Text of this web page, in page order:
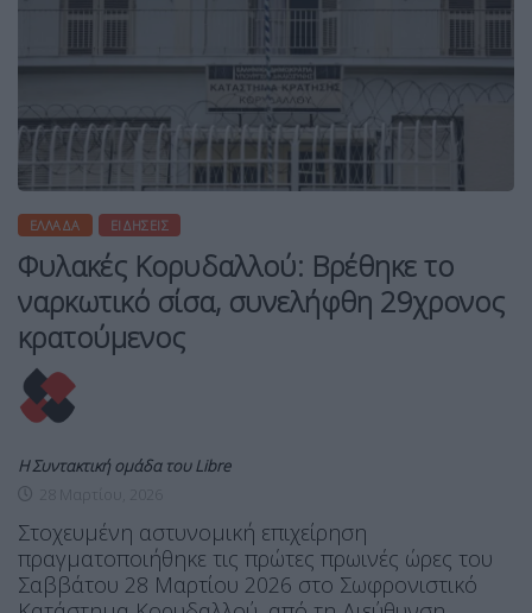
ΕΛΛΆΔΑ ΕΙΔΉΣΕΙΣ
Φυλακές Κορυδαλλού: Βρέθηκε το
ναρκωτικό σίσα, συνελήφθη 29χρονος
κρατούμενος
Η Συντακτική ομάδα του Libre
Στοχευμένη αστυνομική επιχείρηση
πραγματοποιήθηκε τις πρώτες πρωινές ώρες του
Σαββάτου 28 Μαρτίου 2026 στο Σωφρονιστικό